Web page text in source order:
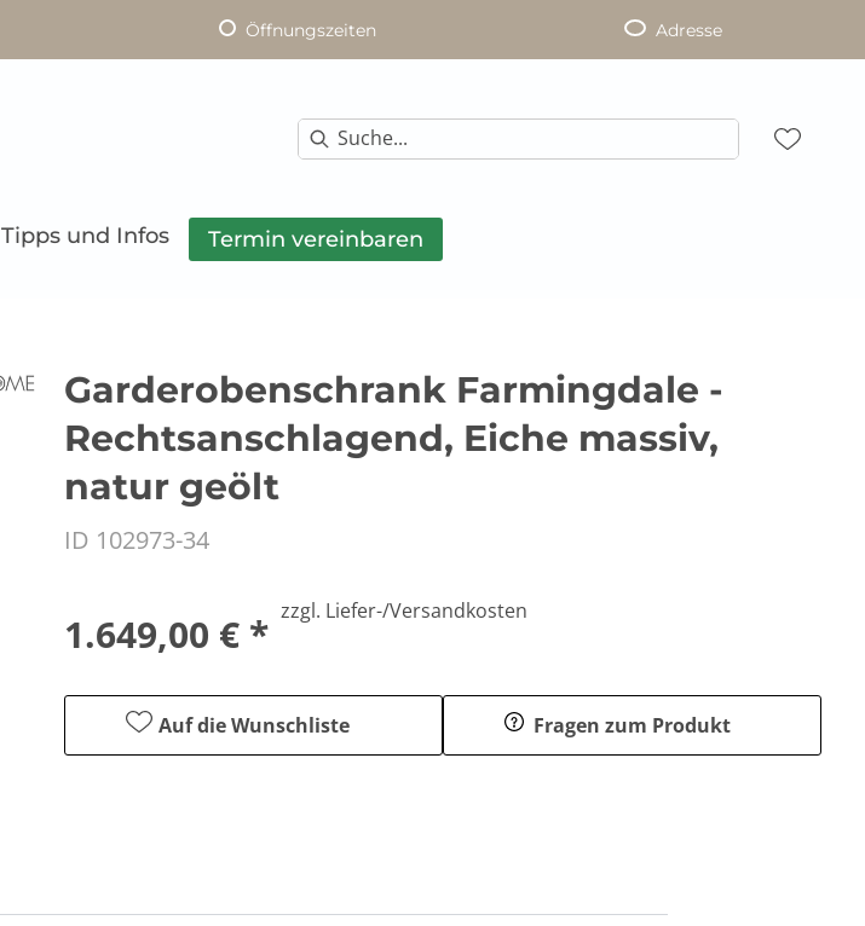
Öffnungszeiten Adresse
Tipps und Infos Termin vereinbaren
Garderobenschrank Farmingdale -
Rechtsanschlagend, Eiche massiv,
natur geölt
ID 102973-34
1.649,00 € * zzgl. Liefer-/Versandkosten
Auf die Wunschliste Fragen zum Produkt